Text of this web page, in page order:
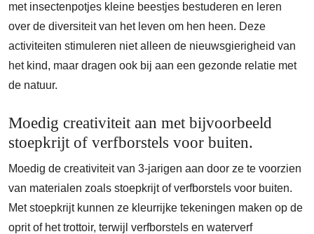
met insectenpotjes kleine beestjes bestuderen en leren
over de diversiteit van het leven om hen heen. Deze
activiteiten stimuleren niet alleen de nieuwsgierigheid van
het kind, maar dragen ook bij aan een gezonde relatie met
de natuur.
Moedig creativiteit aan met bijvoorbeeld
stoepkrijt of verfborstels voor buiten.
Moedig de creativiteit van 3-jarigen aan door ze te voorzien
van materialen zoals stoepkrijt of verfborstels voor buiten.
Met stoepkrijt kunnen ze kleurrijke tekeningen maken op de
oprit of het trottoir, terwijl verfborstels en waterverf